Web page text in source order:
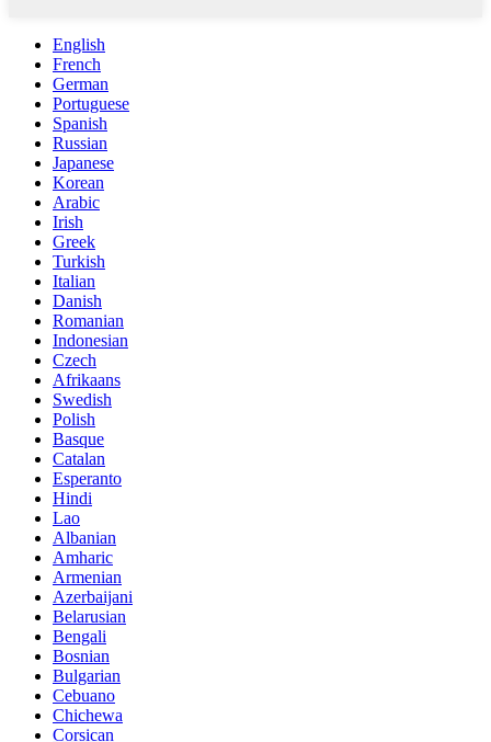
English
French
German
Portuguese
Spanish
Russian
Japanese
Korean
Arabic
Irish
Greek
Turkish
Italian
Danish
Romanian
Indonesian
Czech
Afrikaans
Swedish
Polish
Basque
Catalan
Esperanto
Hindi
Lao
Albanian
Amharic
Armenian
Azerbaijani
Belarusian
Bengali
Bosnian
Bulgarian
Cebuano
Chichewa
Corsican